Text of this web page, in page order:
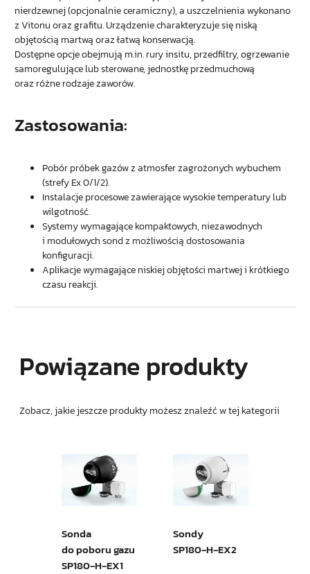
nierdzewnej (opcjonalnie ceramiczny), a uszczelnienia wykonano
z Vitonu oraz grafitu. Urządzenie charakteryzuje się niską
objętością martwą oraz łatwą konserwacją.
Dostępne opcje obejmują m.in. rury insitu, przedfiltry, ogrzewanie
samoregulujące lub sterowane, jednostkę przedmuchową
oraz różne rodzaje zaworów.
Zastosowania:
Pobór próbek gazów z atmosfer zagrożonych wybuchem
(strefy Ex 0/1/2).
Instalacje procesowe zawierające wysokie temperatury lub
wilgotność.
Systemy wymagające kompaktowych, niezawodnych
i modułowych sond z możliwością dostosowania
konfiguracji.
Aplikacje wymagające niskiej objętości martwej i krótkiego
czasu reakcji.
Powiązane produkty
Zobacz, jakie jeszcze produkty możesz znaleźć w tej kategorii
Sonda
do poboru gazu
SP180‑H‑EX1
Sondy
SP180‑H‑EX2